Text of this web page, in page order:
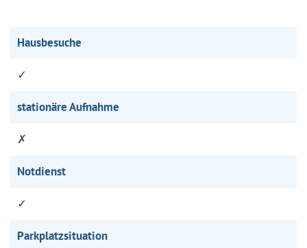
Hausbesuche
✓
stationäre Aufnahme
✗
Notdienst
✓
Parkplatzsituation